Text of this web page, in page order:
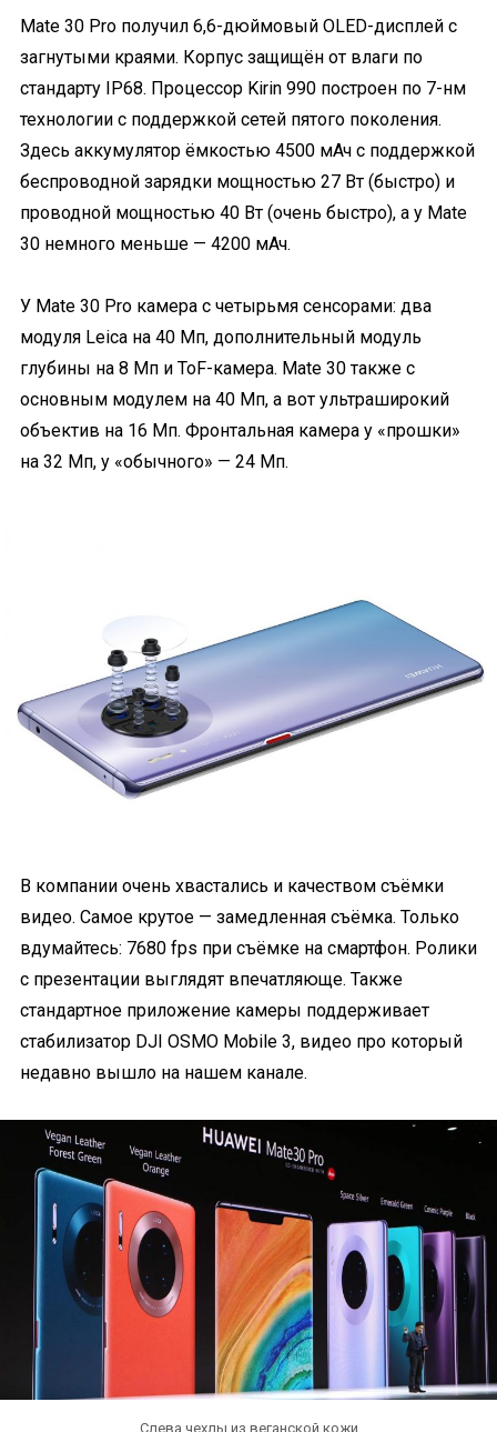
Mate 30 Pro получил 6,6-дюймовый OLED-дисплей с
загнутыми краями. Корпус защищён от влаги по
стандарту IP68. Процессор Kirin 990 построен по 7-нм
технологии с поддержкой сетей пятого поколения.
Здесь аккумулятор ёмкостью 4500 мАч с поддержкой
беспроводной зарядки мощностью 27 Вт (быстро) и
проводной мощностью 40 Вт (очень быстро), а у Mate
30 немного меньше — 4200 мАч.
У Mate 30 Pro камера с четырьмя сенсорами: два
модуля Leica на 40 Мп, дополнительный модуль
глубины на 8 Мп и ToF-камера. Mate 30 также с
основным модулем на 40 Мп, а вот ультраширокий
объектив на 16 Мп. Фронтальная камера у «прошки»
на 32 Мп, у «обычного» — 24 Мп.
В компании очень хвастались и качеством съёмки
видео. Самое крутое — замедленная съёмка. Только
вдумайтесь: 7680 fps при съёмке на смартфон. Ролики
с презентации выглядят впечатляюще. Также
стандартное приложение камеры поддерживает
стабилизатор DJI OSMO Mobile 3, видео про который
недавно вышло на нашем канале.
Слева чехлы из веганской кожи